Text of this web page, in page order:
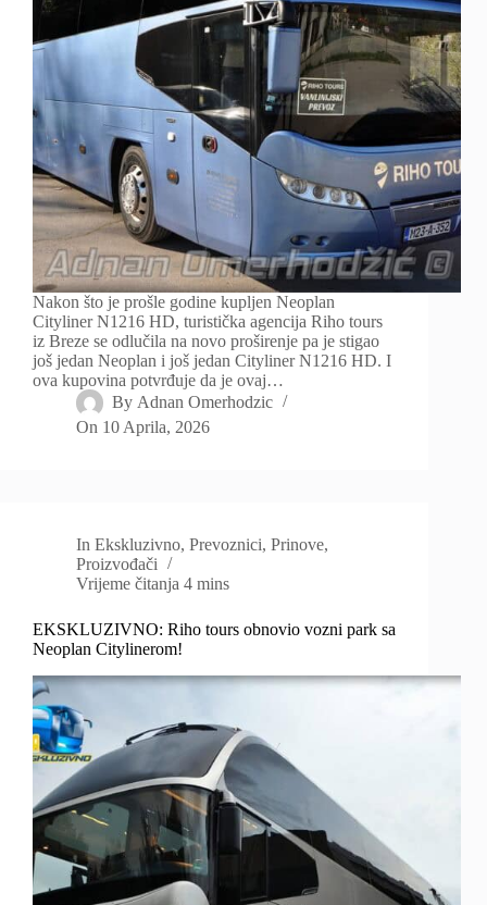
Nakon što je prošle godine kupljen Neoplan
Cityliner N1216 HD, turistička agencija Riho tours
iz Breze se odlučila na novo proširenje pa je stigao
još jedan Neoplan i još jedan Cityliner N1216 HD. I
ova kupovina potvrđuje da je ovaj…
By Adnan Omerhodzic
On 10 Aprila, 2026
In Ekskluzivno,Prevoznici,Prinove,
Proizvođači
Vrijeme čitanja 4 mins
EKSKLUZIVNO: Riho tours obnovio vozni park sa
Neoplan Citylinerom!